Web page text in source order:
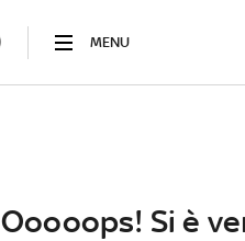
MENU
Ooooops! Si è